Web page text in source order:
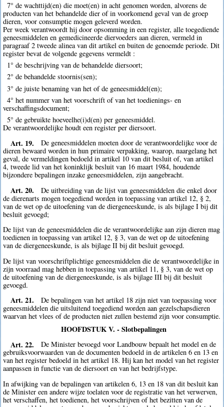
7° de wachttijd(en) die moet(en) in acht genomen worden, alvorens de
producten van het behandelde dier of in voorkomend geval van de groep
dieren, voor consumptie mogen geleverd worden.
Per week verantwoordt hij door opsomming in een register, alle toegediende
geneesmiddelen en gemedicineerde diervoeders aan dieren, vermeld in
paragraaf 2 tweede alinea van dit artikel en buiten de genoemde periode. Dit
register bevat de volgende gegevens vermeldt :
1° de beschrijving van de behandelde diersoort;
2° de behandelde stoornis(sen);
3° de juiste benaming van het of de geneesmiddel(en);
4° het nummer van het voorschrift of van het toedienings- en
verschaffingsdocument;
5° de gebruikte hoeveelhe(i)d(en) per geneesmiddel.
De verantwoordelijke houdt een register per diersoort.
Art. 19.
De geneesmiddelen moeten door de verantwoordelijke voor de
dieren bewaard worden in hun primaire verpakking, waarop, naargelang het
geval, de vermeldingen bedoeld in artikel 10 van dit besluit of, van artikel
4, tweede lid van het koninklijk besluit van 16 maart 1984, houdende
bijzondere bepalingen inzake geneesmiddelen, zijn aangebracht.
Art. 20.
De uitbreiding van de lijst van geneesmiddelen die enkel door
de dierenarts mogen toegediend worden in toepassing van artikel 12, § 2,
van de wet op de uitoefening van de diergeneeskunde, is als bijlage I bij dit
besluit gevoegd;
De lijst van de geneesmiddelen die de verantwoordelijke aan zijn dieren mag
toedienen in toepassing van artikel 12, § 3, van de wet op de uitoefening
van de diergeneeskunde, is als bijlage II bij dit besluit gevoegd.
De lijst van voorschriftplichtige geneesmiddelen die de verantwoordelijke in
zijn voorraad mag hebben in toepassing van artikel 11, § 3, van de wet op
de uitoefening van de diergeneeskunde, is als bijlage III bij dit besluit
gevoegd.
Art. 21.
De bepalingen van het artikel 18 zijn niet van toepassing voor
geneesmiddelen die uitsluitend toegediend worden aan gezelschapsdieren
waarvan het vlees of de producten niet zullen bestemd zijn voor consumptie.
HOOFDSTUK V. - Slotbepalingen
Art. 22.
De Minister bevoegd voor Landbouw bepaalt het model en de
gebruiksvoorwaarden van de documenten bedoeld in de artikelen 6 en 13 en
van het register bedoeld in het artikel 18. Hij kan het model van het register
aanpassen in functie van de diersoort en van het bedrijfstype.
In afwijking van de bepalingen van artikelen 6, 13 en 18 van dit besluit kan
de Minister een andere wijze toelaten voor de registratie van het verwerven,
het verschaffen, het toedienen, het voorschrijven of het bezitten van de